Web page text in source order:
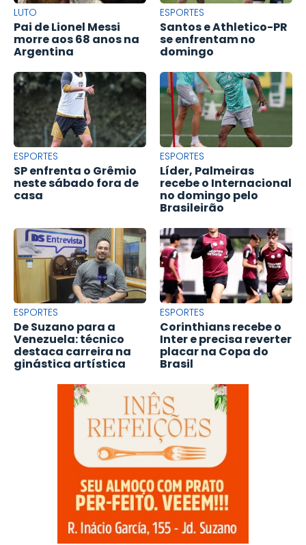
LUTO
Pai de Lionel Messi
morre aos 68 anos na
Argentina
ESPORTES
Santos e Athletico-PR
se enfrentam no
domingo
ESPORTES
SP enfrenta o Grêmio
neste sábado fora de
casa
ESPORTES
Líder, Palmeiras
recebe o Internacional
no domingo pelo
Brasileirão
ESPORTES
De Suzano para a
Venezuela: técnico
destaca carreira na
ginástica artística
ESPORTES
Corinthians recebe o
Inter e precisa reverter
placar na Copa do
Brasil